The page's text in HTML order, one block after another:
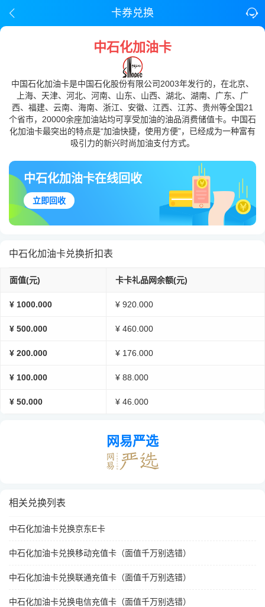
卡券兑换
中石化加油卡
中国石化加油卡是中国石化股份有限公司2003年发行的，在北京、
上海、天津、河北、河南、山东、山西、湖北、湖南、广东、广
西、福建、云南、海南、浙江、安徽、江西、江苏、贵州等全国21
个省市，20000余座加油站均可享受加油的油品消费储值卡。中国石
化加油卡最突出的特点是“加油快捷，使用方便”，已经成为一种富有
吸引力的新兴时尚加油支付方式。
中石化加油卡在线回收
立即回收
中石化加油卡兑换折扣表
面值(元) 卡卡礼品网余额(元)
¥ 1000.000 ¥ 920.000
¥ 500.000 ¥ 460.000
¥ 200.000 ¥ 176.000
¥ 100.000 ¥ 88.000
¥ 50.000 ¥ 46.000
网易严选
相关兑换列表
中石化加油卡兑换京东E卡
中石化加油卡兑换移动充值卡（面值千万别选错）
中石化加油卡兑换联通充值卡（面值千万别选错）
中石化加油卡兑换电信充值卡（面值千万别选错）